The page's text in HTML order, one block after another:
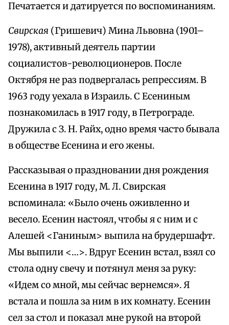
Печатается и датируется по воспоминаниям.
Свирская (Гришевич) Мина Львовна (1901–
1978), активный деятель партии
социалистов-революционеров. После
Октября не раз подвергалась репрессиям. В
1963 году уехала в Израиль. С Есениным
познакомилась в 1917 году, в Петрограде.
Дружила с З. Н. Райх, одно время часто бывала
в обществе Есенина и его жены.
Рассказывая о праздновании дня рождения
Есенина в 1917 году, М. Л. Свирская
вспоминала: «Было очень оживленно и
весело. Есенин настоял, чтобы я с ним и с
Алешей <Ганиным> выпила на брудершафт.
Мы выпили <…>. Вдруг Есенин встал, взял со
стола одну свечу и потянул меня за руку:
«Идем со мной, мы сейчас вернемся». Я
встала и пошла за ним в их комнату. Есенин
сел за стол и показал мне рукой на второй